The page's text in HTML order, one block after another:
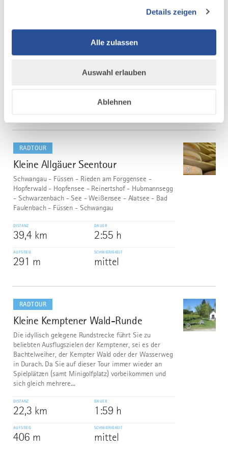
Details zeigen
Alle zulassen
Auswahl erlauben
Ablehnen
Passieren der Stadtmauern die Fahrt ins Grüne
Memmingen fast bis Kronburg, wo die längste
Steigung der Tour wartet. Auch der zweite
1:45 h
mittel
RADTOUR
5
Kleine Allgäuer Seentour
©
Schwangau - Füssen - Rieden am Forggensee -
Hopferwald - Hopfensee - Reinertshof - Hubmannsegg
- Schwarzenbach - See - Weißensee - Alatsee - Bad
Faulenbach - Füssen - Schwangau
DISTANZ
39,4 km
DAUER
2:55 h
AUFSTIEG
291 m
SCHWIERIGKEIT
mittel
dazu
RADTOUR
6
Kleine Kemptener Wald-Runde
©
Die idyllisch gelegene Rundstrecke führt Sie zu
beliebten Ausflugszielen der Kemptener, sei es der
Bachtelweiher, der Kempter Wald oder der Wasserweg
in Durach. Da Sie auf dieser Tour immer wieder an
Spielplätzen (samt Minigolfplatz) vorbeikommen und
sich gleich mehrere...
DISTANZ
22,3 km
DAUER
1:59 h
AUFSTIEG
406 m
SCHWIERIGKEIT
mittel
dazu